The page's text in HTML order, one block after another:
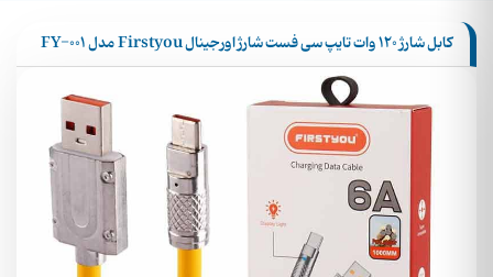
کابل شارژ 120 وات تایپ سی فست شارژ اورجینال Firstyou مدل FY-001